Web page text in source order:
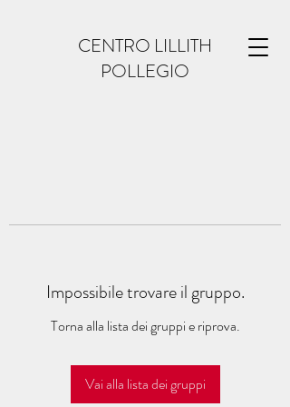
CENTRO LILLITH
POLLEGIO
Impossibile trovare il gruppo.
Torna alla lista dei gruppi e riprova.
Vai alla lista dei gruppi